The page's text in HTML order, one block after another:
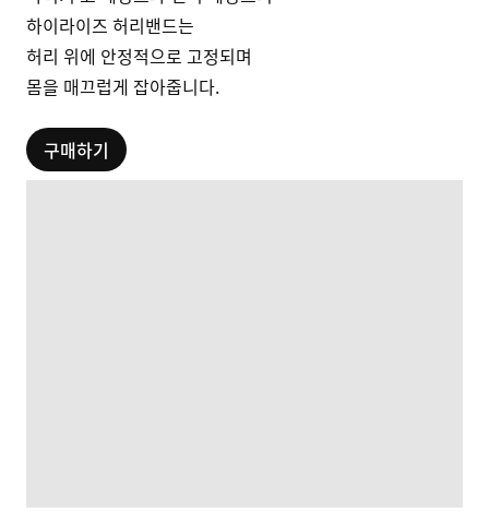
하이라이즈 허리밴드는
허리 위에 안정적으로 고정되며
몸을 매끄럽게 잡아줍니다.
구매하기